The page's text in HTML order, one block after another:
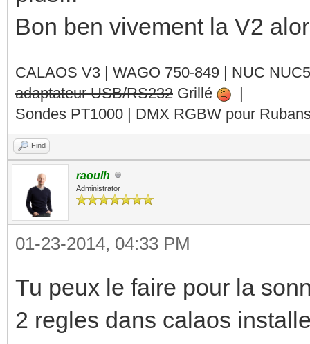
Bon ben vivement la V2
CALAOS V3 | WAGO 750-849 | NUC
adaptateur USB/RS232 Grillé
|
Sondes PT1000 | DMX RGBW pour
Find
raoulh
Administrator
01-23-2014, 04:33 PM
Tu peux le faire pour la
2 regles dans calaos